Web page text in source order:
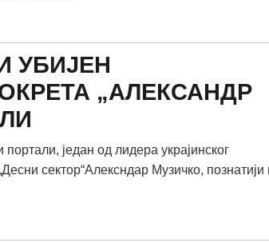
УБИЈЕН
„АЛЕКСАНДР
портали, један од лидера украјинског
сектор“Алексндар Музичко, познатији